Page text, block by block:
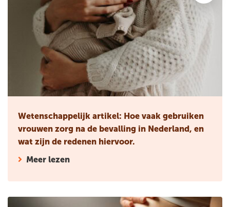
Wetenschappelijk artikel: Hoe vaak gebruiken
vrouwen zorg na de bevalling in Nederland, en
wat zijn de redenen hiervoor.
Meer lezen
Wetenschappelijk artikel: Moet een bevalling worden